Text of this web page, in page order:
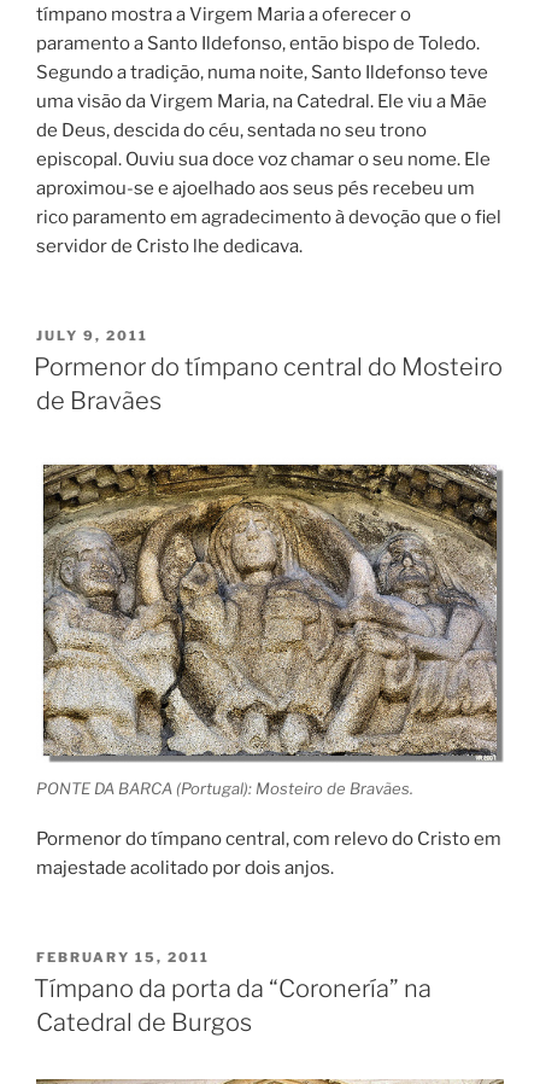
tímpano mostra a Virgem Maria a oferecer o
paramento a Santo Ildefonso, então bispo de Toledo.
Segundo a tradição, numa noite, Santo Ildefonso teve
uma visão da Virgem Maria, na Catedral. Ele viu a Mãe
de Deus, descida do céu, sentada no seu trono
episcopal. Ouviu sua doce voz chamar o seu nome. Ele
aproximou-se e ajoelhado aos seus pés recebeu um
rico paramento em agradecimento à devoção que o fiel
servidor de Cristo lhe dedicava.
POSTED
ON
JULY 9, 2011
Pormenor do tímpano central do Mosteiro
de Bravães
PONTE DA BARCA (Portugal): Mosteiro de Bravães.
Pormenor do tímpano central, com relevo do Cristo em
majestade acolitado por dois anjos.
POSTED
ON
FEBRUARY 15, 2011
Tímpano da porta da “Coronería” na
Catedral de Burgos